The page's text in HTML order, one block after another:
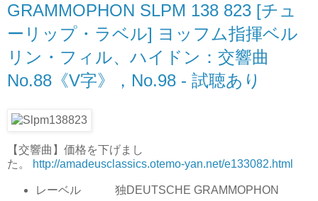
GRAMMOPHON SLPM 138 823 [チュ
ーリップ・ラベル] ヨッフム指揮ベル
リン・フィル、ハイドン：交響曲
No.88《V字》，No.98 - 試聴あり
【交響曲】価格を下げまし
た。
http://amadeusclassics.otemo-yan.net/e133082.html
レーベル 独DEUTSCHE GRAMMOPHON